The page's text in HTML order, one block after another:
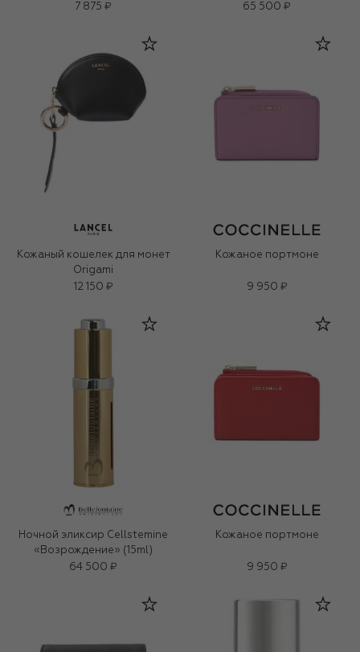
7 875 ₽
65 500 ₽
Кожаный кошелек для монет
Origami
12 150 ₽
Кожаное портмоне
9 950 ₽
Ночной эликсир Cellstemine
«Возрождение» (15ml)
64 500 ₽
Кожаное портмоне
9 950 ₽